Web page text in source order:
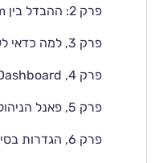
פרק 2: ההבדל בין wordpress / .org / .com
פרק 3, למה כדאי לעבוד עם וורדפרס?
פרק 4, Dashboard – לוח הבקרה של וורדפרס
פרק 5, פאנל הניהול של וורדפרס
פרק 6, הגדרות בסיסיות לאתר וורדפרס